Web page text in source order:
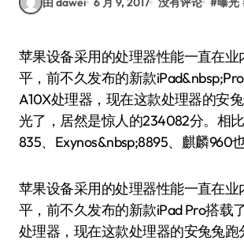
苹果设备采用的处理器性能一直在业内属于顶尖水
平，前不久发布的新款
A10X处理器，现在这款处理器的安
光了，居然是惊人的234082分。相
835、Exynos&nbsp;8895、麒麟960
苹果设备采用的处理器性能一直在业
平，前不久发布的新款iPad Pro搭载
处理器，现在这款处理器的安兔兔跑